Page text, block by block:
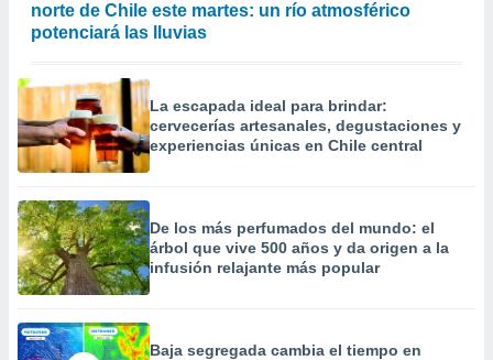
norte de Chile este martes: un río atmosférico
potenciará las lluvias
La escapada ideal para brindar:
cervecerías artesanales, degustaciones y
experiencias únicas en Chile central
De los más perfumados del mundo: el
árbol que vive 500 años y da origen a la
infusión relajante más popular
Baja segregada cambia el tiempo en